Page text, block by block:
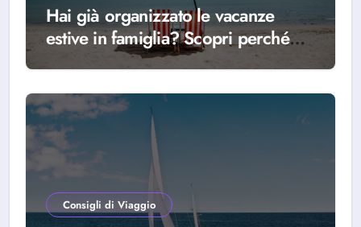
Hai già organizzato le vacanze
estive in famiglia? Scopri perché
scegliere Alba Adriatica
Consigli di Viaggio